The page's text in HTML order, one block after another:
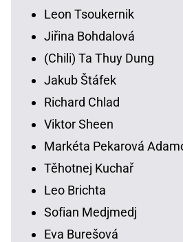
Leon Tsoukernik
Jiřina Bohdalová
(Chili) Ta Thuy Dung
Jakub Štáfek
Richard Chlad
Viktor Sheen
Markéta Pekarová
Těhotnej Kuchař
Leo Brichta
Sofian Medjmedj
Eva Burešová